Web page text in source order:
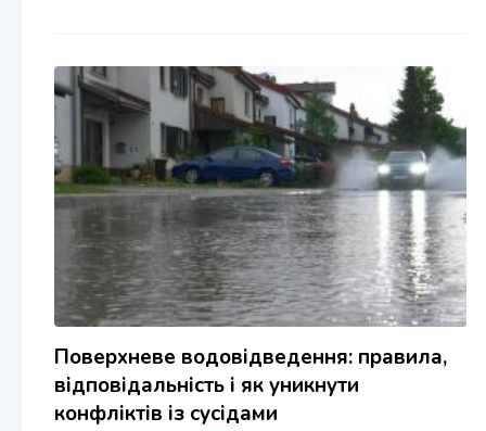
Поверхневе водовідведення: правила,
відповідальність і як уникнути
конфліктів із сусідами